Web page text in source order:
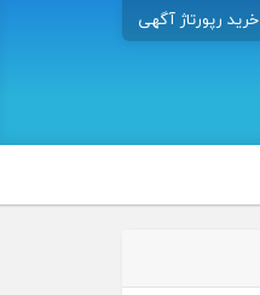
خرید رپورتاژ آگهی